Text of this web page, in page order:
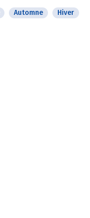
Automne
Hiver